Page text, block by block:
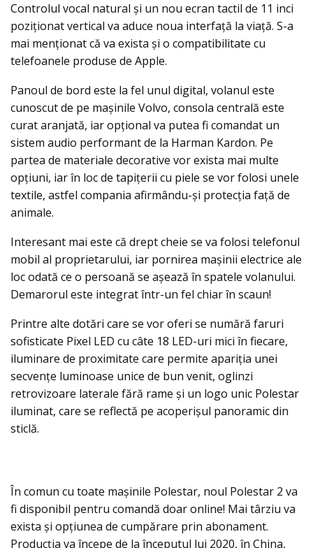
Controlul vocal natural și un nou ecran tactil de 11 inci
poziţionat vertical va aduce noua interfață la viață. S-a
mai menţionat că va exista şi o compatibilitate cu
telefoanele produse de Apple.
Panoul de bord este la fel unul digital, volanul este
cunoscut de pe maşinile Volvo, consola centrală este
curat aranjată, iar opţional va putea fi comandat un
sistem audio performant de la Harman Kardon. Pe
partea de materiale decorative vor exista mai multe
opţiuni, iar în loc de tapiţerii cu piele se vor folosi unele
textile, astfel compania afirmându-şi protecţia faţă de
animale.
Interesant mai este că drept cheie se va folosi telefonul
mobil al proprietarului, iar pornirea maşinii electrice ale
loc odată ce o persoană se așează în spatele volanului.
Demarorul este integrat într-un fel chiar în scaun!
Printre alte dotări care se vor oferi se numără faruri
sofisticate Pixel LED cu câte 18 LED-uri mici în fiecare,
iluminare de proximitate care permite apariţia unei
secvențe luminoase unice de bun venit, oglinzi
retrovizoare laterale fără rame şi un logo unic Polestar
iluminat, care se reflectă pe acoperișul panoramic din
sticlă.
În comun cu toate mașinile Polestar, noul Polestar 2 va
fi disponibil pentru comandă doar online! Mai târziu va
exista şi opţiunea de cumpărare prin abonament.
Producţia va începe de la începutul lui 2020, în China,